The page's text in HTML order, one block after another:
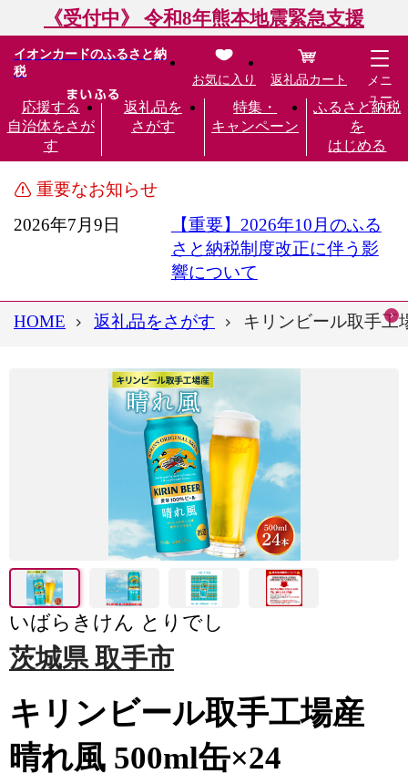
《受付中》 令和8年熊本地震緊急支援
イオンカードのふるさと納
税
応援する
自治体をさが
す
返礼品を
さがす
特集・
キャンペーン
ふるさと納税
を
はじめる
お気に入り 返礼品カート
メニ
ュー
重要なお知らせ
2026年7月9日
【重要】2026年10月のふる
さと納税制度改正に伴う影
響について
HOME 返礼品をさがす キリンビール取手工
いばらきけん とりでし
茨城県 取手市
キリンビール取手工場産
晴れ風 500ml缶×24